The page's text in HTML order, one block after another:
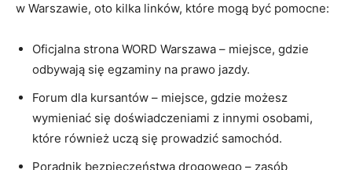
w Warszawie, oto kilka linków, które mogą być pomocne:
Oficjalna strona WORD Warszawa – miejsce, gdzie
odbywają się egzaminy na prawo jazdy.
Forum dla kursantów – miejsce, gdzie możesz
wymieniać się doświadczeniami z innymi osobami,
które również uczą się prowadzić samochód.
Poradnik bezpieczeństwa drogowego – zasób